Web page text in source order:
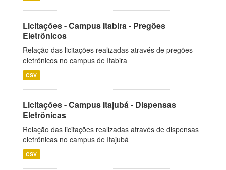
Licitações - Campus Itabira - Pregões
Eletrônicos
Relação das licitações realizadas através de pregões
eletrônicos no campus de Itabira
CSV
Licitações - Campus Itajubá - Dispensas
Eletrônicas
Relação das licitações realizadas através de dispensas
eletrônicas no campus de Itajubá
CSV